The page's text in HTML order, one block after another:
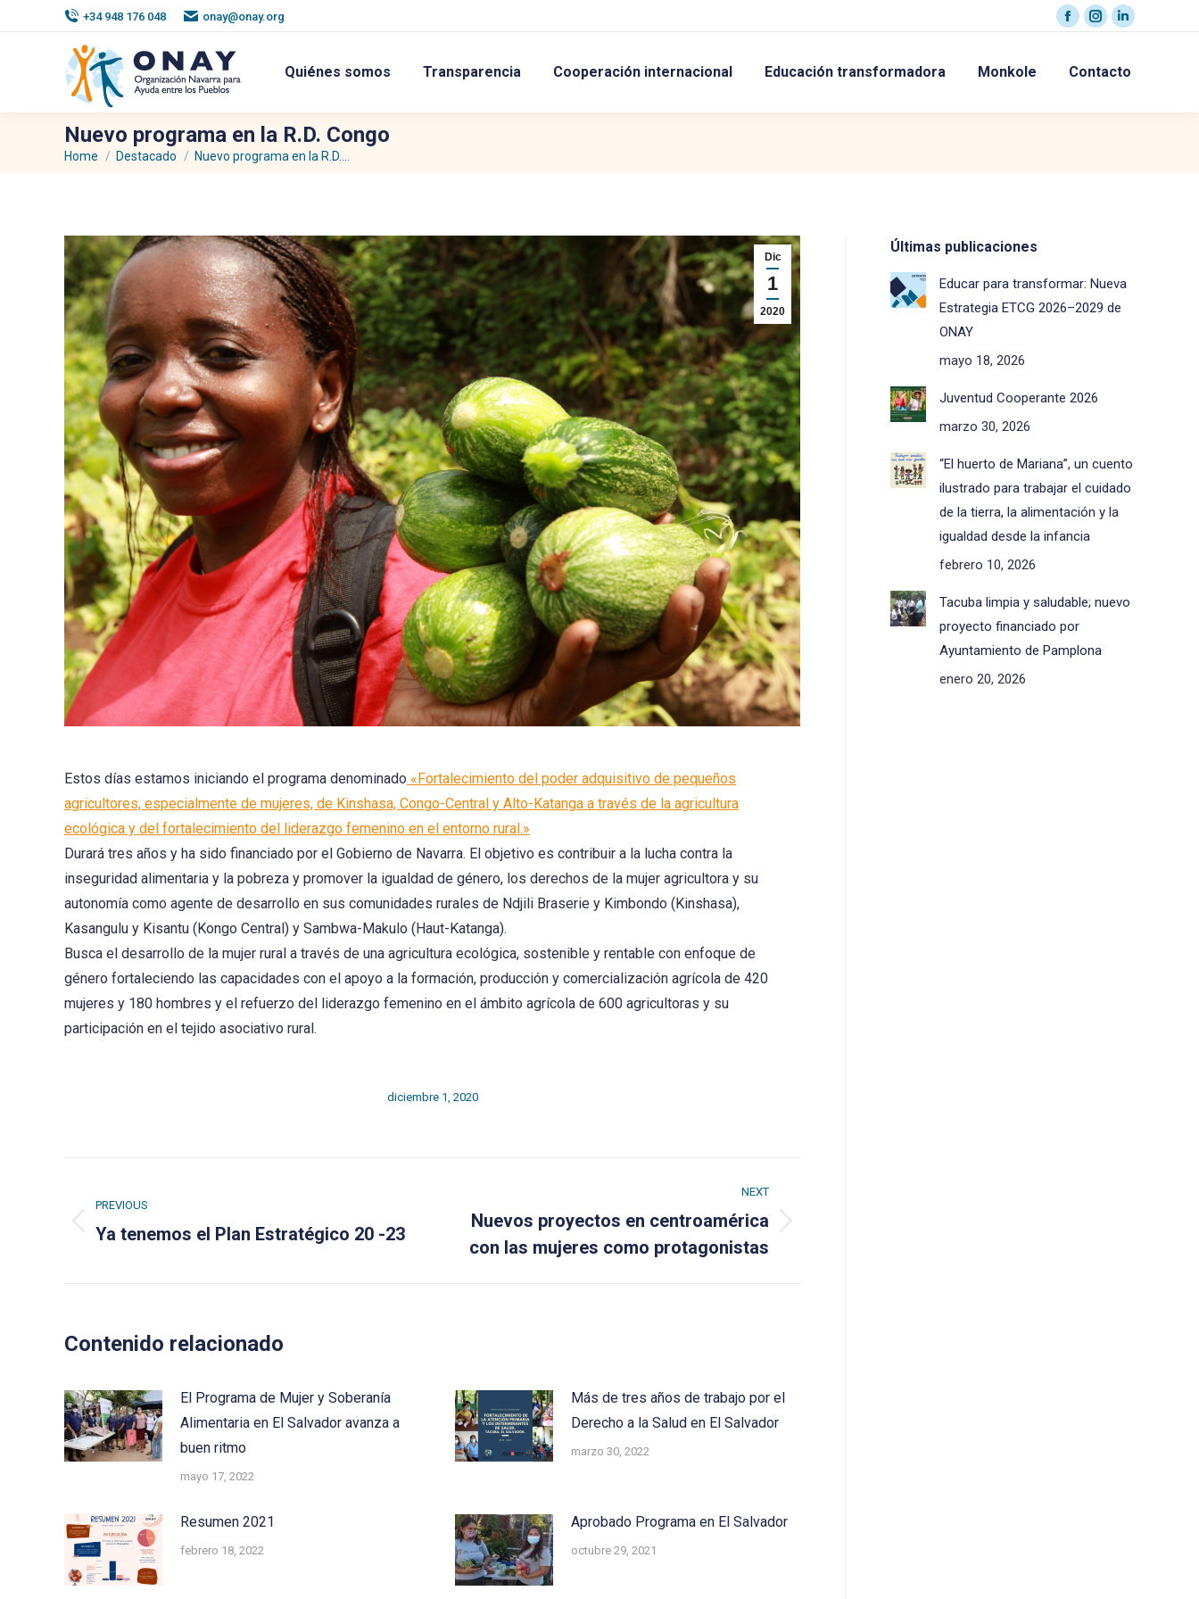
+34 948 176 048 onay@onay.org
Facebook
opens
Instagram
opens
Linkedin
opens
Quiénes somos Transparencia Cooperación internacional Educación transformadora Monkole Contacto
Nuevo programa en la R.D. Congo
You are here:
Home Destacado Nuevo programa en la R.D.…
Dic
1
2020
Estos días estamos iniciando el programa denominado «Fortalecimiento del poder adquisitivo de pequeños
agricultores, especialmente de mujeres, de Kinshasa, Congo-Central y Alto-Katanga a través de la agricultura
ecológica y del fortalecimiento del liderazgo femenino en el entorno rural.»
Durará tres años y ha sido financiado por el Gobierno de Navarra. El objetivo es contribuir a la lucha contra la
inseguridad alimentaria y la pobreza y promover la igualdad de género, los derechos de la mujer agricultora y su
autonomía como agente de desarrollo en sus comunidades rurales de Ndjili Braserie y Kimbondo (Kinshasa),
Kasangulu y Kisantu (Kongo Central) y Sambwa-Makulo (Haut-Katanga).
Busca el desarrollo de la mujer rural a través de una agricultura ecológica, sostenible y rentable con enfoque de
género fortaleciendo las capacidades con el apoyo a la formación, producción y comercialización agrícola de 420
mujeres y 180 hombres y el refuerzo del liderazgo femenino en el ámbito agrícola de 600 agricultoras y su
participación en el tejido asociativo rural.
diciembre 1, 2020
navigation
PREVIOUS
Previous
Ya tenemos el Plan Estratégico 20 -23
NEXT
Next
post:
Nuevos proyectos en centroamérica
con las mujeres como protagonistas
Contenido relacionado
El Programa de Mujer y Soberanía
Alimentaria en El Salvador avanza a
buen ritmo
mayo 17, 2022
Más de tres años de trabajo por el
Derecho a la Salud en El Salvador
marzo 30, 2022
Resumen 2021
febrero 18, 2022
Aprobado Programa en El Salvador
octubre 29, 2021
Últimas publicaciones
Educar para transformar: Nueva
Estrategia ETCG 2026–2029 de
ONAY
mayo 18, 2026
Juventud Cooperante 2026
marzo 30, 2026
“El huerto de Mariana”, un cuento
ilustrado para trabajar el cuidado
de la tierra, la alimentación y la
igualdad desde la infancia
febrero 10, 2026
Tacuba limpia y saludable; nuevo
proyecto financiado por
Ayuntamiento de Pamplona
enero 20, 2026